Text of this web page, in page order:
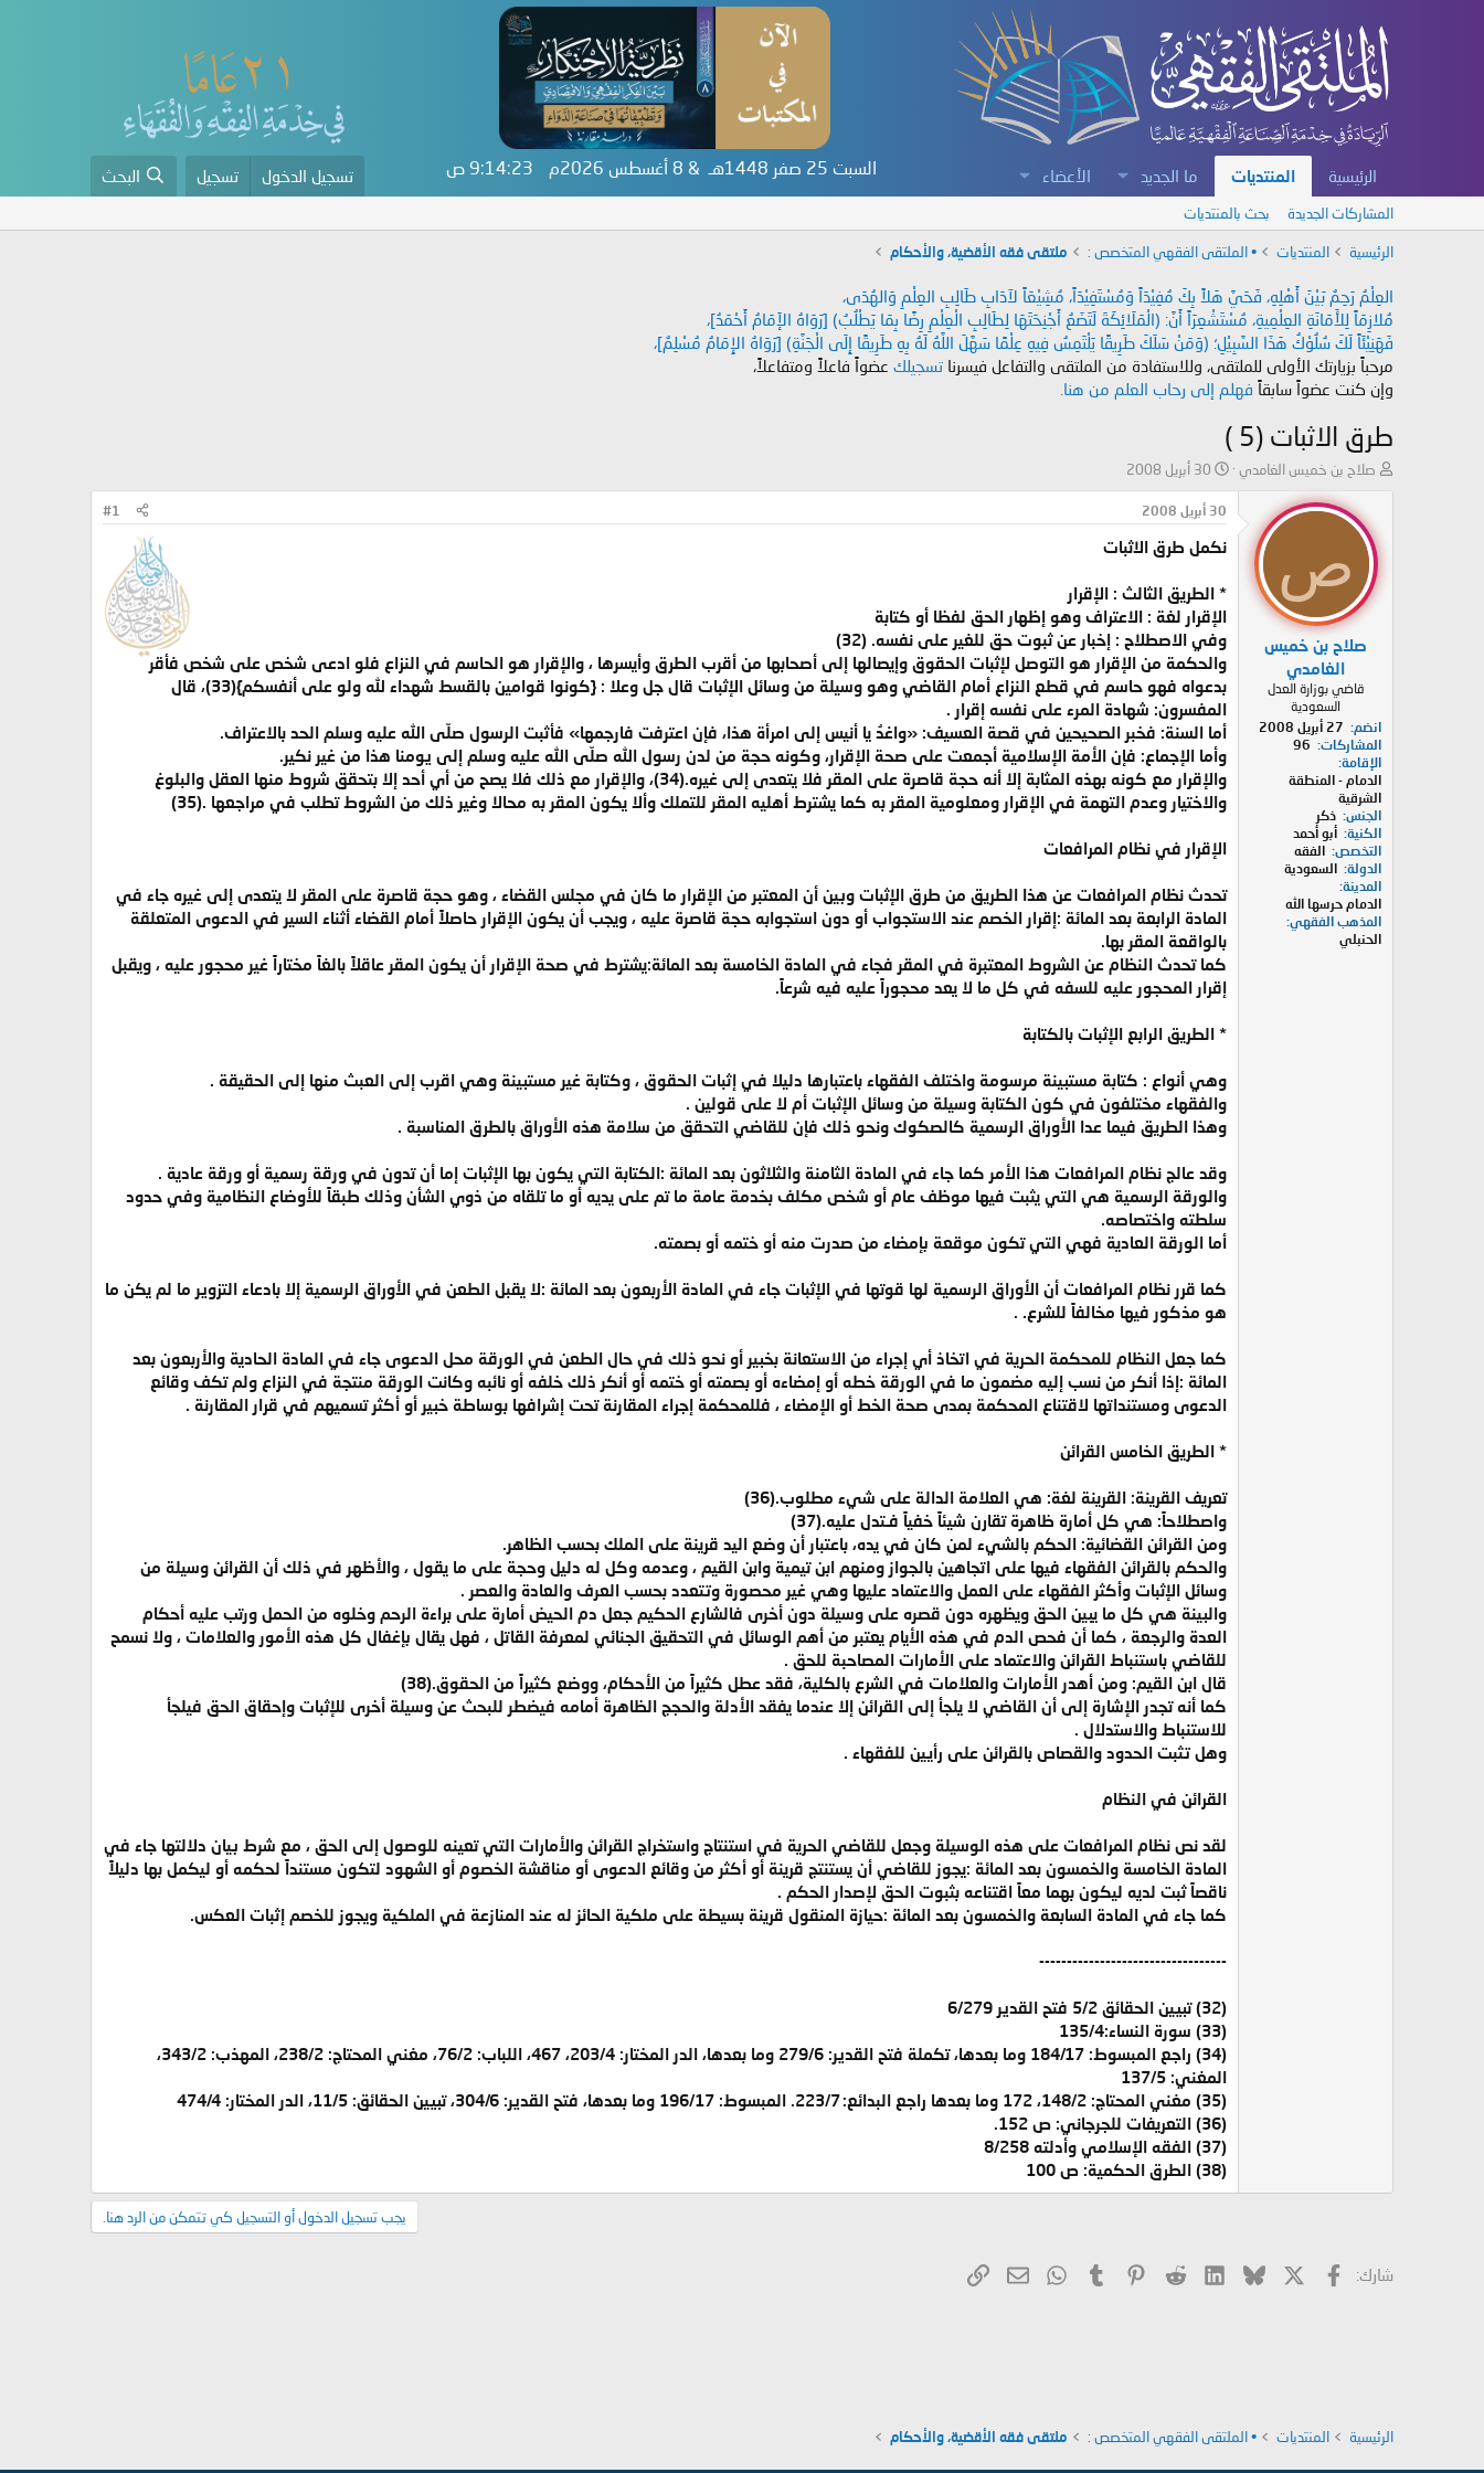
الرئيسية المنتديات ما الجديد الأعضاء السبت 25 صفر 1448هـ & 8 أغسطس 2026م 9:14:23 ص تسجيل الدخول تسجيل البحث
المشاركات الجديدة بحث بالمنتديات
الرئيسية المنتديات • الملتقى الفقهي المتخصص : ملتقى فقه الأقضية، والأحكام
العِلْمُ رَحِمٌ بَيْنَ أَهْلِهِ، فَحَيَّ هَلاً بِكَ مُفِيْدَاً وَمُسْتَفِيْدَاً، مُشِيْعَاً لآدَابِ طَالِبِ العِلْمِ وَالهُدَى،
مُلازِمَاً لِلأَمَانَةِ العِلْمِيةِ، مُسْتَشْعِرَاً أَنَّ: (الْمَلَائِكَةَ لَتَضَعُ أَجْنِحَتَهَا لِطَالِبِ الْعِلْمِ رِضًا بِمَا يَطْلُبُ) [رَوَاهُ الإَمَامُ أَحْمَدُ]،
فَهَنِيْئَاً لَكَ سُلُوْكُ هَذَا السَّبِيْلِ؛ (وَمَنْ سَلَكَ طَرِيقًا يَلْتَمِسُ فِيهِ عِلْمًا سَهَّلَ اللَّهُ لَهُ بِهِ طَرِيقًا إِلَى الْجَنَّةِ) [رَوَاهُ الإِمَامُ مُسْلِمٌ]،
مرحباً بزيارتك الأولى للملتقى، وللاستفادة من الملتقى والتفاعل فيسرنا تسجيلك عضواً فاعلاً ومتفاعلاً،
وإن كنت عضواً سابقاً فهلم إلى رحاب العلم من هنا.
طرق الاثبات (5 )
ب
ئ
ا
ل
م
و
صلاح بن خميس الغامدي
ت
ا
ر
ي
خ
ل
ب
د
ء
30 أبريل 2008
ص
صلاح بن خميس
الغامدي
قاضي بوزارة العدل
السعودية
انضم
27 أبريل 2008
المشاركات
96
الإقامة
الدمام - المنطقة
الشرقية
الجنس ذكر
الكنية أبو أحمد
التخصص الفقه
الدولة السعودية
المدينة
الدمام حرسها الله
المذهب الفقهي
الحنبلي
30 أبريل 2008 #1
نكمل طرق الاثبات
* الطريق الثالث : الإقرار
الإقرار لغة : الاعتراف وهو إظهار الحق لفظا أو كتابة
وفي الاصطلاح : إخبار عن ثبوت حق للغير على نفسه. (32)
والحكمة من الإقرار هو التوصل لإثبات الحقوق وإيصالها إلى أصحابها من أقرب الطرق وأيسرها ، والإقرار هو الحاسم في النزاع فلو ادعى شخص على شخص فأقر
بدعواه فهو حاسم في قطع النزاع أمام القاضي وهو وسيلة من وسائل الإثبات قال جل وعلا : {كونوا قوامين بالقسط شهداء لله ولو على أنفسكم}(33)، قال
المفسرون: شهادة المرء على نفسه إقرار .
أما السنة: فخبر الصحيحين في قصة العسيف: «واغدُ يا أنيس إلى امرأة هذا، فإن اعترفت فارجمها» فأثبت الرسول صلّى الله عليه وسلم الحد بالاعتراف.
وأما الإجماع: فإن الأمة الإسلامية أجمعت على صحة الإقرار، وكونه حجة من لدن رسول الله صلّى الله عليه وسلم إلى يومنا هذا من غير نكير.
والإقرار مع كونه بهذه المثابة إلا أنه حجة قاصرة على المقر فلا يتعدى إلى غيره.(34)، والإقرار مع ذلك فلا يصح من أي أحد إلا بتحقق شروط منها العقل والبلوغ
والاختيار وعدم التهمة في الإقرار ومعلومية المقر به كما يشترط أهليه المقر للتملك وألا يكون المقر به محالا وغير ذلك من الشروط تطلب في مراجعها .(35)
الإقرار في نظام المرافعات
تحدث نظام المرافعات عن هذا الطريق من طرق الإثبات وبين أن المعتبر من الإقرار ما كان في مجلس القضاء ، وهو حجة قاصرة على المقر لا يتعدى إلى غيره جاء في
المادة الرابعة بعد المائة :إقرار الخصم عند الاستجواب أو دون استجوابه حجة قاصرة عليه ، ويجب أن يكون الإقرار حاصلاً أمام القضاء أثناء السير في الدعوى المتعلقة
بالواقعة المقر بها.
كما تحدث النظام عن الشروط المعتبرة في المقر فجاء في المادة الخامسة بعد المائة:يشترط في صحة الإقرار أن يكون المقر عاقلاً بالغاً مختاراً غير محجور عليه ، ويقبل
إقرار المحجور عليه للسفه في كل ما لا يعد محجوراً عليه فيه شرعاً.
* الطريق الرابع الإثبات بالكتابة
وهي أنواع : كتابة مستبينة مرسومة واختلف الفقهاء باعتبارها دليلا في إثبات الحقوق ، وكتابة غير مستبينة وهي اقرب إلى العبث منها إلى الحقيقة .
والفقهاء مختلفون في كون الكتابة وسيلة من وسائل الإثبات أم لا على قولين .
وهذا الطريق فيما عدا الأوراق الرسمية كالصكوك ونحو ذلك فإن للقاضي التحقق من سلامة هذه الأوراق بالطرق المناسبة .
وقد عالج نظام المرافعات هذا الأمر كما جاء في المادة الثامنة والثلاثون بعد المائة :الكتابة التي يكون بها الإثبات إما أن تدون في ورقة رسمية أو ورقة عادية .
والورقة الرسمية هي التي يثبت فيها موظف عام أو شخص مكلف بخدمة عامة ما تم على يديه أو ما تلقاه من ذوي الشأن وذلك طبقاً للأوضاع النظامية وفي حدود
سلطته واختصاصه.
أما الورقة العادية فهي التي تكون موقعة بإمضاء من صدرت منه أو ختمه أو بصمته.
كما قرر نظام المرافعات أن الأوراق الرسمية لها قوتها في الإثبات جاء في المادة الأربعون بعد المائة :لا يقبل الطعن في الأوراق الرسمية إلا بادعاء التزوير ما لم يكن ما
هو مذكور فيها مخالفاً للشرع. .
كما جعل النظام للمحكمة الحرية في اتخاذ أي إجراء من الاستعانة بخبير أو نحو ذلك في حال الطعن في الورقة محل الدعوى جاء في المادة الحادية والأربعون بعد
المائة :إذا أنكر من نسب إليه مضمون ما في الورقة خطه أو إمضاءه أو بصمته أو ختمه أو أنكر ذلك خلفه أو نائبه وكانت الورقة منتجة في النزاع ولم تكف وقائع
الدعوى ومستنداتها لاقتناع المحكمة بمدى صحة الخط أو الإمضاء ، فللمحكمة إجراء المقارنة تحت إشرافها بوساطة خبير أو أكثر تسميهم في قرار المقارنة .
* الطريق الخامس القرائن
تعريف القرينة: القرينة لغة: هي العلامة الدالة على شيء مطلوب.(36)
واصطلاحاً: هي كل أمارة ظاهرة تقارن شيئاً خفياً فـتدل عليه.(37)
ومن القرائن القضائية: الحكم بالشيء لمن كان في يده، باعتبار أن وضع اليد قرينة على الملك بحسب الظاهر.
والحكم بالقرائن الفقهاء فيها على اتجاهين بالجواز ومنهم ابن تيمية وابن القيم ، وعدمه وكل له دليل وحجة على ما يقول ، والأظهر في ذلك أن القرائن وسيلة من
وسائل الإثبات وأكثر الفقهاء على العمل والاعتماد عليها وهي غير محصورة وتتعدد بحسب العرف والعادة والعصر .
والبينة هي كل ما يبين الحق ويظهره دون قصره على وسيلة دون أخرى فالشارع الحكيم جعل دم الحيض أمارة على براءة الرحم وخلوه من الحمل ورتب عليه أحكام
العدة والرجعة ، كما أن فحص الدم في هذه الأيام يعتبر من أهم الوسائل في التحقيق الجنائي لمعرفة القاتل ، فهل يقال بإغفال كل هذه الأمور والعلامات ، ولا نسمح
للقاضي باستنباط القرائن والاعتماد على الأمارات المصاحبة للحق .
قال ابن القيم: ومن أهدر الأمارات والعلامات في الشرع بالكلية، فقد عطل كثيراً من الأحكام، ووضع كثيراً من الحقوق.(38)
كما أنه تجدر الإشارة إلى أن القاضي لا يلجأ إلى القرائن إلا عندما يفقد الأدلة والحجج الظاهرة أمامه فيضطر للبحث عن وسيلة أخرى للإثبات وإحقاق الحق فيلجأ
للاستنباط والاستدلال .
وهل تثبت الحدود والقصاص بالقرائن على رأيين للفقهاء .
القرائن في النظام
لقد نص نظام المرافعات على هذه الوسيلة وجعل للقاضي الحرية في استنتاج واستخراج القرائن والأمارات التي تعينه للوصول إلى الحق ، مع شرط بيان دلالتها جاء في
المادة الخامسة والخمسون بعد المائة :يجوز للقاضي أن يستنتج قرينة أو أكثر من وقائع الدعوى أو مناقشة الخصوم أو الشهود لتكون مستنداً لحكمه أو ليكمل بها دليلاً
ناقصاً ثبت لديه ليكون بهما معاً اقتناعه بثبوت الحق لإصدار الحكم .
كما جاء في المادة السابعة والخمسون بعد المائة :حيازة المنقول قرينة بسيطة على ملكية الحائز له عند المنازعة في الملكية ويجوز للخصم إثبات العكس.
----------------------------------
(32) تبيين الحقائق 5/2 فتح القدير 6/279
(33) سورة النساء:135/4
(34) راجع المبسوط: 184/17 وما بعدها، تكملة فتح القدير: 279/6 وما بعدها، الدر المختار: 203/4، 467، اللباب: 76/2، مغني المحتاج: 238/2، المهذب: 343/2،
المغني: 137/5
(35) مغني المحتاج: 148/2، 172 وما بعدها راجع البدائع: 223/7. المبسوط: 196/17 وما بعدها، فتح القدير: 304/6، تبيين الحقائق: 11/5، الدر المختار: 474/4
(36) التعريفات للجرجاني: ص 152.
(37) الفقه الإسلامي وأدلته 8/258
(38) الطرق الحكمية: ص 100
يجب تسجيل الدخول أو التسجيل كي تتمكن من الرد هنا.
شارك: فيسبوك Bluesky
LinkedIn
Reddit
Pinterest
Tumblr
WhatsAppالبريد الإلكتروني
الرئيسية المنتديات • الملتقى الفقهي المتخصص : ملتقى فقه الأقضية، والأحكام